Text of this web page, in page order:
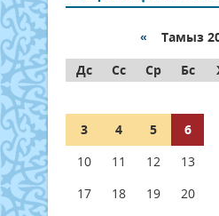
« Тамыз
Дс
Сс Ср Бс
3
4 5 6
10
11 12 13
17
18 19 20